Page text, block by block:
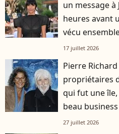
un message
heures avant
vécu
17 juillet 2026
Pierre
propriétaires
qui fut une
beau business
27 juillet 2026